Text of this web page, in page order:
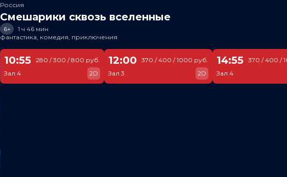
Россия
Смешарики сквозь вселенные
6+
1 ч 46 мин
фантастика, комедия, приключения
10:55
Зал 4
280 / 300 / 800 руб.
2D
12:00
Зал 3
370 / 400 / 1000 руб.
2D
14:55
Зал 4
370 / 400 /